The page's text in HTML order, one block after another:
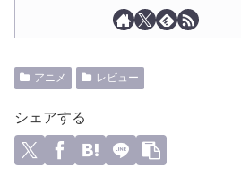
アニメ レビュー
シェアする